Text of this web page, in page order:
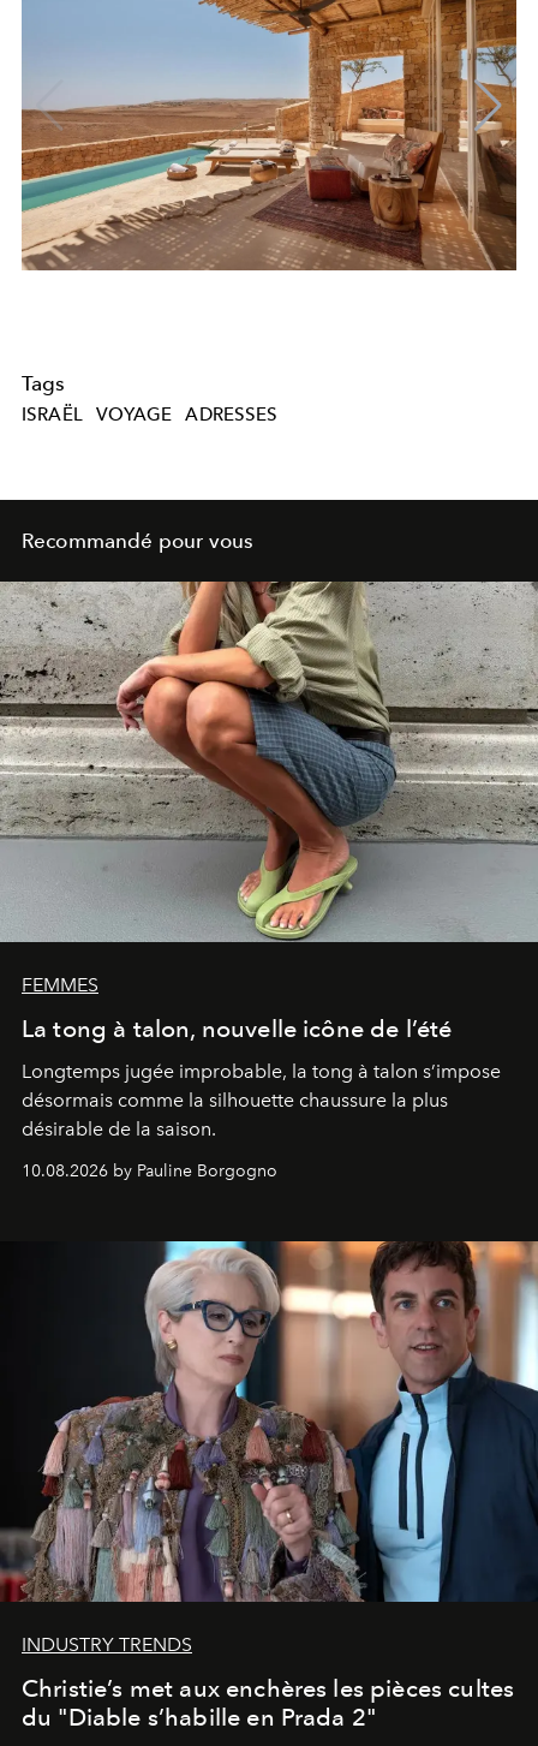
Tags
ISRAËL VOYAGE ADRESSES
Recommandé pour vous
FEMMES
La tong à talon, nouvelle icône de l’été
Longtemps jugée improbable, la tong à talon s’impose
désormais comme la silhouette chaussure la plus
désirable de la saison.
10.08.2026 by Pauline Borgogno
INDUSTRY TRENDS
Christie’s met aux enchères les pièces cultes
du "Diable s’habille en Prada 2"